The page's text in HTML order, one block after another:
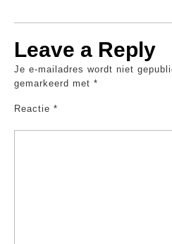
Leave a Reply
Je e-mailadres wordt niet
gemarkeerd met *
Reactie *